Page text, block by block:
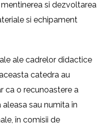
si dezvoltarea
si echipament
ale cadrelor didactice
catedra au
ca o recunoastere a
sau numita în
în comisii de